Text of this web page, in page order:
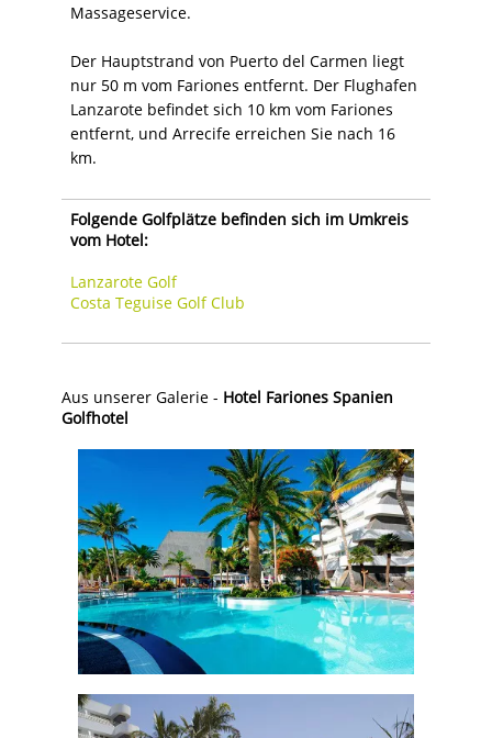
Massageservice.
Der Hauptstrand von Puerto del Carmen liegt
nur 50 m vom Fariones entfernt. Der Flughafen
Lanzarote befindet sich 10 km vom Fariones
entfernt, und Arrecife erreichen Sie nach 16
km.
Folgende Golfplätze befinden sich im Umkreis
vom Hotel:
Lanzarote Golf
Costa Teguise Golf Club
Aus unserer Galerie - Hotel Fariones Spanien
Golfhotel